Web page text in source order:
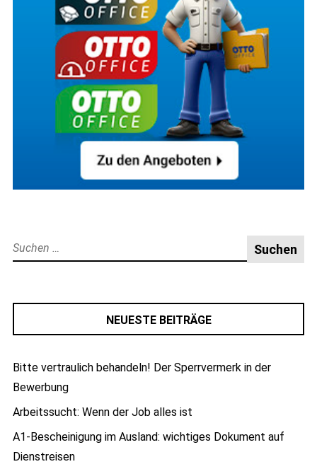
Suche
nach:
NEUESTE BEITRÄGE
Bitte vertraulich behandeln! Der Sperrvermerk in der
Bewerbung
Arbeitssucht: Wenn der Job alles ist
A1-Bescheinigung im Ausland: wichtiges Dokument auf
Dienstreisen